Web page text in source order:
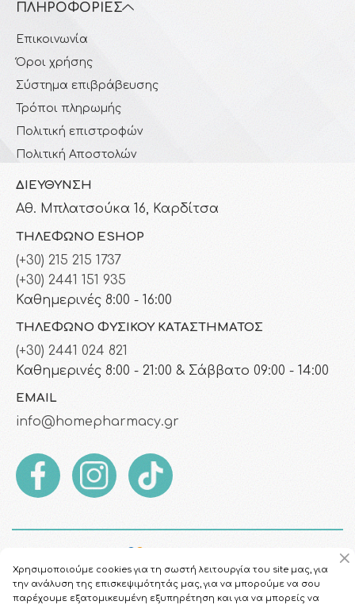
ΠΛΗΡΟΦΟΡΊΕΣ
Επικοινωνία
Όροι χρήσης
Σύστημα επιβράβευσης
Τρόποι πληρωμής
Πολιτική επιστροφών
Πολιτική Αποστολών
ΔΙΕΎΘΥΝΣΗ
Αθ. Μπλατσούκα 16, Καρδίτσα
ΤΗΛΈΦΩΝΟ ESHOP
(+30) 215 215 1737
(+30) 2441 151 935
Καθημερινές 8:00 - 16:00
ΤΗΛΈΦΩΝΟ ΦΥΣΙΚΟΎ ΚΑΤΑΣΤΉΜΑΤΟΣ
(+30) 2441 024 821
Καθημερινές 8:00 - 21:00 & Σάββατο 09:00 - 14:00
EMAIL
info@homepharmacy.gr
Χρησιμοποιούμε cookies για τη σωστή λειτουργία του site μας, για
την ανάλυση της επισκεψιμότητάς μας, για να μπορούμε να σου
παρέχουμε εξατομικευμένη εξυπηρέτηση και για να μπορείς να